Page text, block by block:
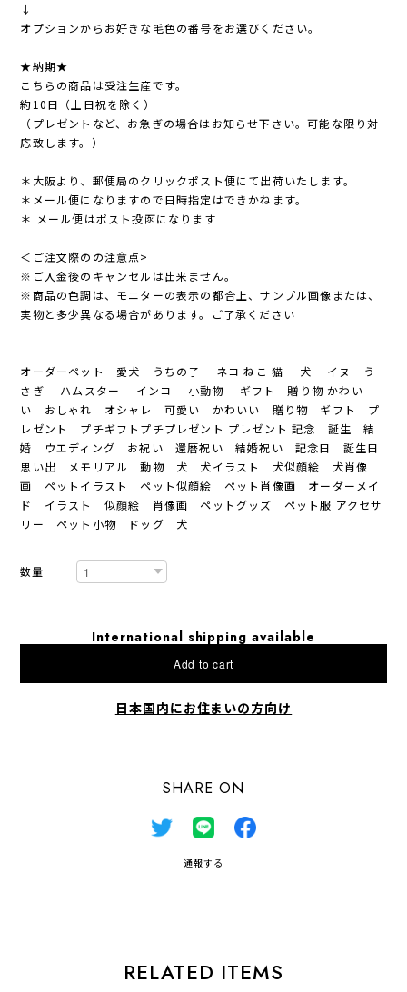
↓
オプションからお好きな毛色の番号をお選びください。
★納期★
こちらの商品は受注生産です。
約10日（土日祝を除く）
（プレゼントなど、お急ぎの場合はお知らせ下さい。可能な限り対
応致します。）
＊大阪より、郵便局のクリックポスト便にて出荷いたします。
＊メール便になりますので日時指定はできかねます。
＊ メール便はポスト投函になります
＜ご注文際のの注意点>
※ご入金後のキャンセルは出来ません。
※商品の色調は、モニターの表示の都合上、サンプル画像または、
実物と多少異なる場合があります。ご了承ください
オーダーペット 愛犬 うちの子 ネコ ねこ 猫 犬 イヌ う
さぎ ハムスター インコ 小動物 ギフト 贈り物 かわい
い おしゃれ オシャレ 可愛い かわいい 贈り物 ギフト プ
レゼント プチギフトプチプレゼント プレゼント 記念 誕生 結
婚 ウエディング お祝い 還暦祝い 結婚祝い 記念日 誕生日
思い出 メモリアル 動物 犬 犬イラスト 犬似顔絵 犬肖像
画 ペットイラスト ペット似顔絵 ペット肖像画 オーダーメイ
ド イラスト 似顔絵 肖像画 ペットグッズ ペット服 アクセサ
リー ペット小物 ドッグ 犬
数量
International shipping available
Add to cart
日本国内にお住まいの方向け
SHARE ON
通報する
RELATED ITEMS